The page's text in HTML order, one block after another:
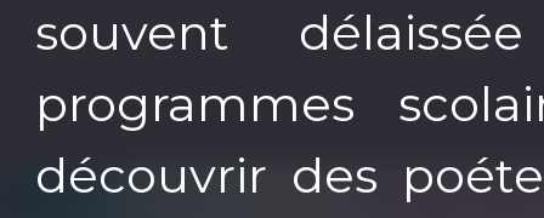
souvent
programmes
découvrir des